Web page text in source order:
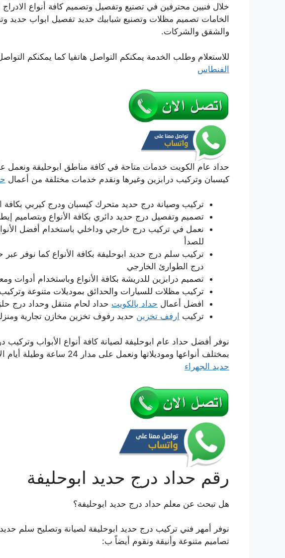
خلال فنيين محترفين في تصنيع وتفصيل وتصميم كافة أنواع الادراج
الخامات تصميم مظلات وتصنيع شبابيك حديد تفصيل ابواب حديد
والشقق والشركات.
للاستعلام وطلب الخدمة يمكنكم التواصل هاتفيا كما يمكنكم
الفنطاس
حداد عام الكويت خدمات متاحة في كافة مناطق ابوحليفة ونعمل
كيسبان وتركيب درابزين وغيرها ونقدم خدمات مختلفة من أعمال
تركيب وصيانة درج حديد متحرك كيسبان ودرج كيربي بكافة
تصميم وتفصيل درج حديد دائري بكافة الأنواع وبتصاميم
نعمل في تركيب درج خارجي وداخلي باستخدام أفضل
للصدأ
تركيب سلم درج حديد ابوحليفة بكافة الأنواع كما نوفر
درج الطوارئ الخارجي
تصميم درابزين للدريشة بكافة الأنواع وباستخدام أدوات
تركيب مظلات للسيارات والحدائق بموديلات متنوعة
افضل أعمال حداد بالكويت حداد لحام متنقل وحداد درج
تركيب ارفف تخزين حديد رفوف تخزين مخازن تجارية
نوفر أفضل حداد عام ابوحليفة لصيانة كافة أنواع الأبواب وتركيب
بمختلف أنواعها وموديلاتها ونعمل على مدار 24 ساعة وطيلة أيام الأسبوع وبأسعار رخيصة جداً
حديد الجهراء
رقم حداد درج حديد ابوحليفة
هل تبحث عن معلم حداد درج حديد ابوحليفة؟
نوفر أمهر فني تركيب درج حديد ابوحليفة لصيانة وتصليح سلم
تصاميم متنوعة وأنيقة ونقوم أيضاً ب: